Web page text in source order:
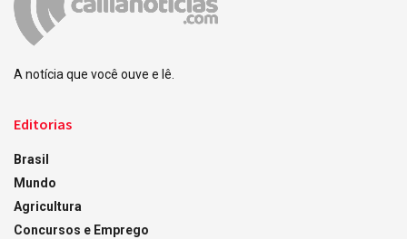
A notícia que você ouve e lê.
Editorias
Brasil
Mundo
Agricultura
Concursos e Emprego